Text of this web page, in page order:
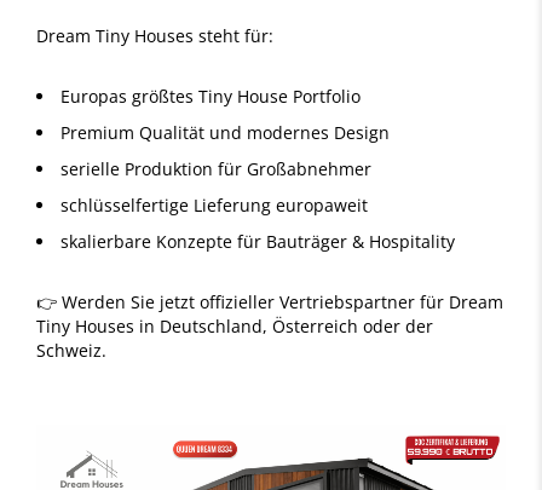
Dream Tiny Houses steht für:
Europas größtes Tiny House Portfolio
Premium Qualität und modernes Design
serielle Produktion für Großabnehmer
schlüsselfertige Lieferung europaweit
skalierbare Konzepte für Bauträger & Hospitality
👉 Werden Sie jetzt offizieller Vertriebspartner für Dream
Tiny Houses in Deutschland, Österreich oder der
Schweiz.